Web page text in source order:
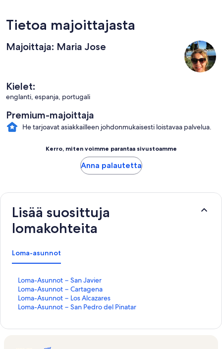
Tietoa majoittajasta
Majoittaja: Maria Jose
Kielet:
englanti, espanja, portugali
Premium-majoittaja
He tarjoavat asiakkailleen johdonmukaisesti loistavaa palvelua.
Kerro, miten voimme parantaa sivustoamme
Anna palautetta
Lisää suosittuja
lomakohteita
Loma-asunnot
Loma-Asunnot − San Javier
K
o
h
t
Loma-Asunnot − Cartagena
K
o
h
Loma-Asunnot − Los Alcazares
K
o
Loma-Asunnot − San Pedro del Pinatar
K